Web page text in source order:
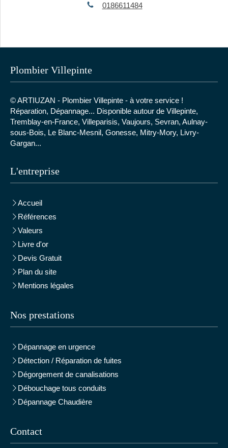
0186611484
Plombier Villepinte
© ARTIUZAN - Plombier Villepinte - à votre service !
Réparation, Dépannage... Disponible autour de Villepinte,
Tremblay-en-France, Villeparisis, Vaujours, Sevran, Aulnay-
sous-Bois, Le Blanc-Mesnil, Gonesse, Mitry-Mory, Livry-
Gargan...
L'entreprise
Accueil
Références
Valeurs
Livre d'or
Devis Gratuit
Plan du site
Mentions légales
Nos prestations
Dépannage en urgence
Détection / Réparation de fuites
Dégorgement de canalisations
Débouchage tous conduits
Dépannage Chaudière
Contact